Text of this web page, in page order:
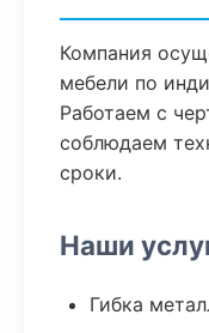
Компания
мебели по
Работаем с
соблюдаем
сроки.
Наши
Гибка